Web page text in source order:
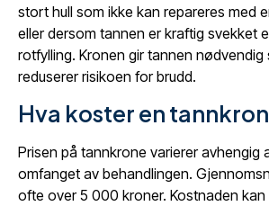
stort hull som ikke kan repareres med
eller dersom tannen er kraftig svekket
rotfylling. Kronen gir tannen nødvendig
reduserer risikoen for brudd.
Hva koster en
Prisen på tannkrone varierer avhengig
omfanget av behandlingen.
ofte over 5 000 kroner. Kostnaden